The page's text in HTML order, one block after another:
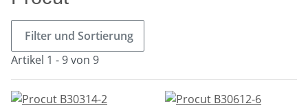
Filter und Sortierung
Artikel 1 - 9 von 9